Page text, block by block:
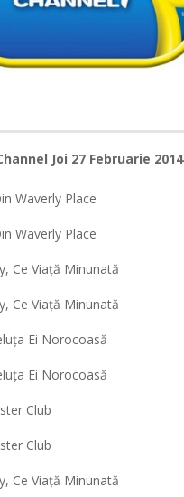
Joi 27 Februarie 2014
Waverly Place
Waverly Place
Ce Viaţă Minunată
Ce Viaţă Minunată
Ei Norocoasă
Ei Norocoasă
Club
Club
Ce Viaţă Minunată